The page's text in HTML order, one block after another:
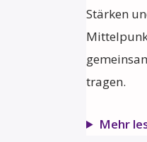
Stärken
tragen.
Mehr